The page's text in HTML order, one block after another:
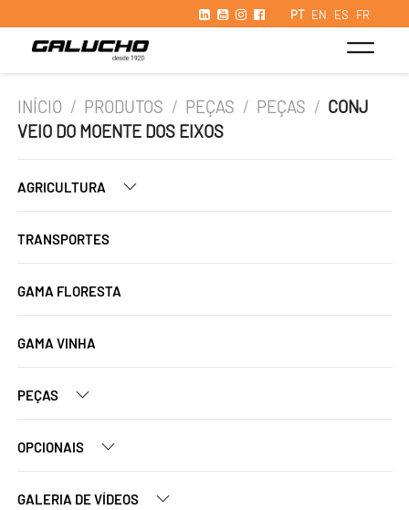
PT EN ES FR
INÍCIO / PRODUTOS / PEÇAS / PEÇAS / CONJ
VEIO DO MOENTE DOS EIXOS
AGRICULTURA
TRANSPORTES
GAMA FLORESTA
GAMA VINHA
PEÇAS
OPCIONAIS
GALERIA DE VÍDEOS